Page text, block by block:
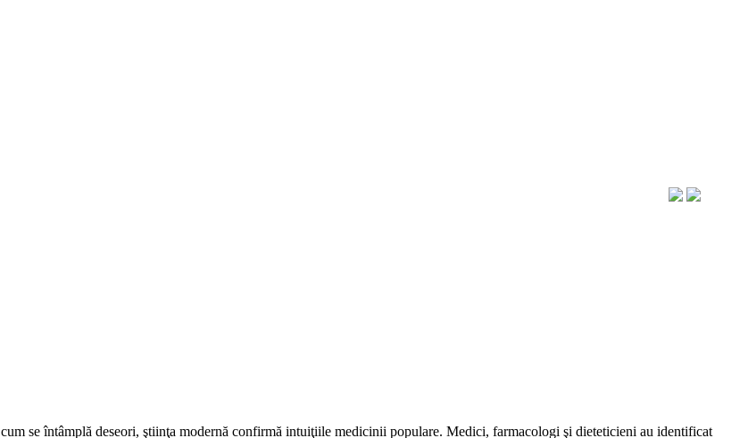
se întâmplă deseori, ştiinţa modernă confirmă intuiţiile medicinii populare. Medici, farmacologi şi dieteticieni au identificat